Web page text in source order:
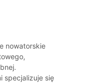
nowatorskie
specjalizuje się